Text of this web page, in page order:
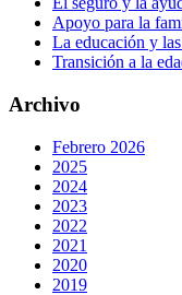
Apoyo para la
La educación y
Transición a la
Archivo
Febrero 2026
2025
2024
2023
2022
2021
2020
2019